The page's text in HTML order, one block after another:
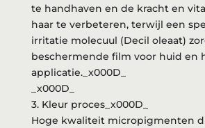
te handhaven en de kracht en
haar te verbeteren, terwijl een
irritatie molecuul (Decil oleaat)
beschermende film voor huid en
applicatie._x000D_
_x000D_
3. Kleur proces_x000D_
Hoge kwaliteit micropigmenten